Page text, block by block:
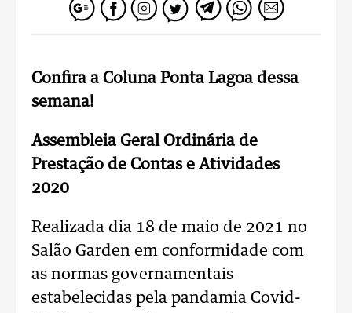
Confira a Coluna Ponta Lagoa dessa
semana!
Assembleia Geral Ordinária de
Prestação de Contas e Atividades
2020
Realizada dia 18 de maio de 2021 no
Salão Garden em conformidade com
as normas governamentais
estabelecidas pela pandamia Covid-